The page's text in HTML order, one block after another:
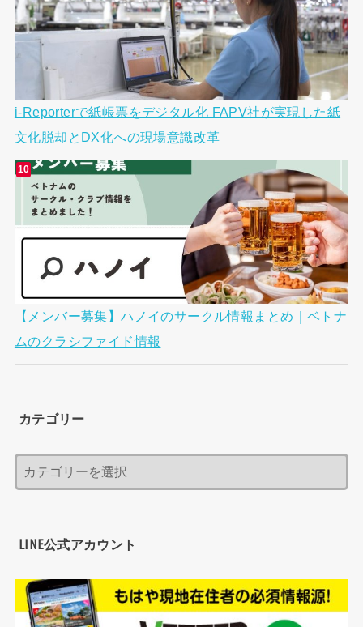
i-Reporterで紙帳票をデジタル化 FAPV社が実現した紙
文化脱却とDX化への現場意識改革
【メンバー募集】ハノイのサークル情報まとめ｜ベトナ
ムのクラシファイド情報
カテゴリー
LINE公式アカウント